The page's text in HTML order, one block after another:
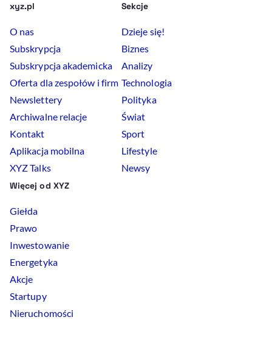
xyz.pl
O nas
Subskrypcja
Subskrypcja akademicka
Oferta dla zespołów i firm
Newslettery
Archiwalne relacje
Kontakt
Aplikacja mobilna
XYZ Talks
Sekcje
Dzieje się!
Biznes
Analizy
Technologia
Polityka
Świat
Sport
Lifestyle
Newsy
Więcej od XYZ
Giełda
Prawo
Inwestowanie
Energetyka
Akcje
Startupy
Nieruchomości